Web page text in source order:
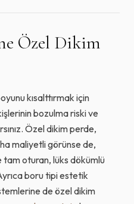
Özel Dikim
kısalttırmak için
bozulma riski ve
Özel dikim perde,
maliyetli görünse de,
tam oturan, lüks dökümlü
boru tipi estetik
de özel dikim